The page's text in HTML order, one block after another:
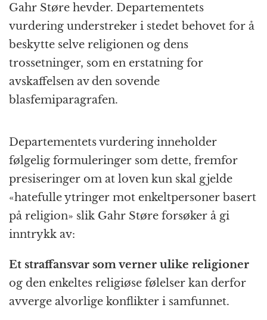
Gahr Støre hevder. Departementets
vurdering understreker i stedet behovet for å
beskytte selve religionen og dens
trossetninger, som en erstatning for
avskaffelsen av den sovende
blasfemiparagrafen.
Departementets vurdering inneholder
følgelig formuleringer som dette, fremfor
presiseringer om at loven kun skal gjelde
«hatefulle ytringer mot enkeltpersoner basert
på religion» slik Gahr Støre forsøker å gi
inntrykk av:
Et straffansvar som verner ulike religioner
og den enkeltes religiøse følelser kan derfor
avverge alvorlige konflikter i samfunnet.